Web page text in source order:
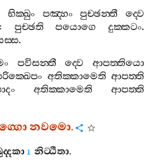
භික‍්ඛුං පඤ‍්හං පුච‍්ඡන‍්තී
ද‍්වෙ
පුච‍්ඡති පයොගෙ දුක‍්කටං.
.
පවිසන‍්තී ද‍්වෙ
ආපත‍්තියො
අතික‍්කාමෙති ආපත‍්ති
අතික‍්කාමෙති
ආපත‍්ති
නවමො.
1 නිට‍්ඨිතා.